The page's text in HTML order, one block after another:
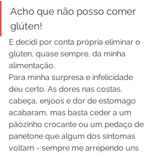
Acho que não posso comer
glúten!
E decidi por conta própria eliminar o
glúten, quase sempre, da minha
alimentação.
Para minha surpresa e infelicidade
deu certo. As dores nas costas,
cabeça, enjoos e dor de estomago
acabaram, mas basta ceder a um
pãozinho crocante ou um pedaço de
panetone que algum dos sintomas
voltam - sempre me arrependo uns